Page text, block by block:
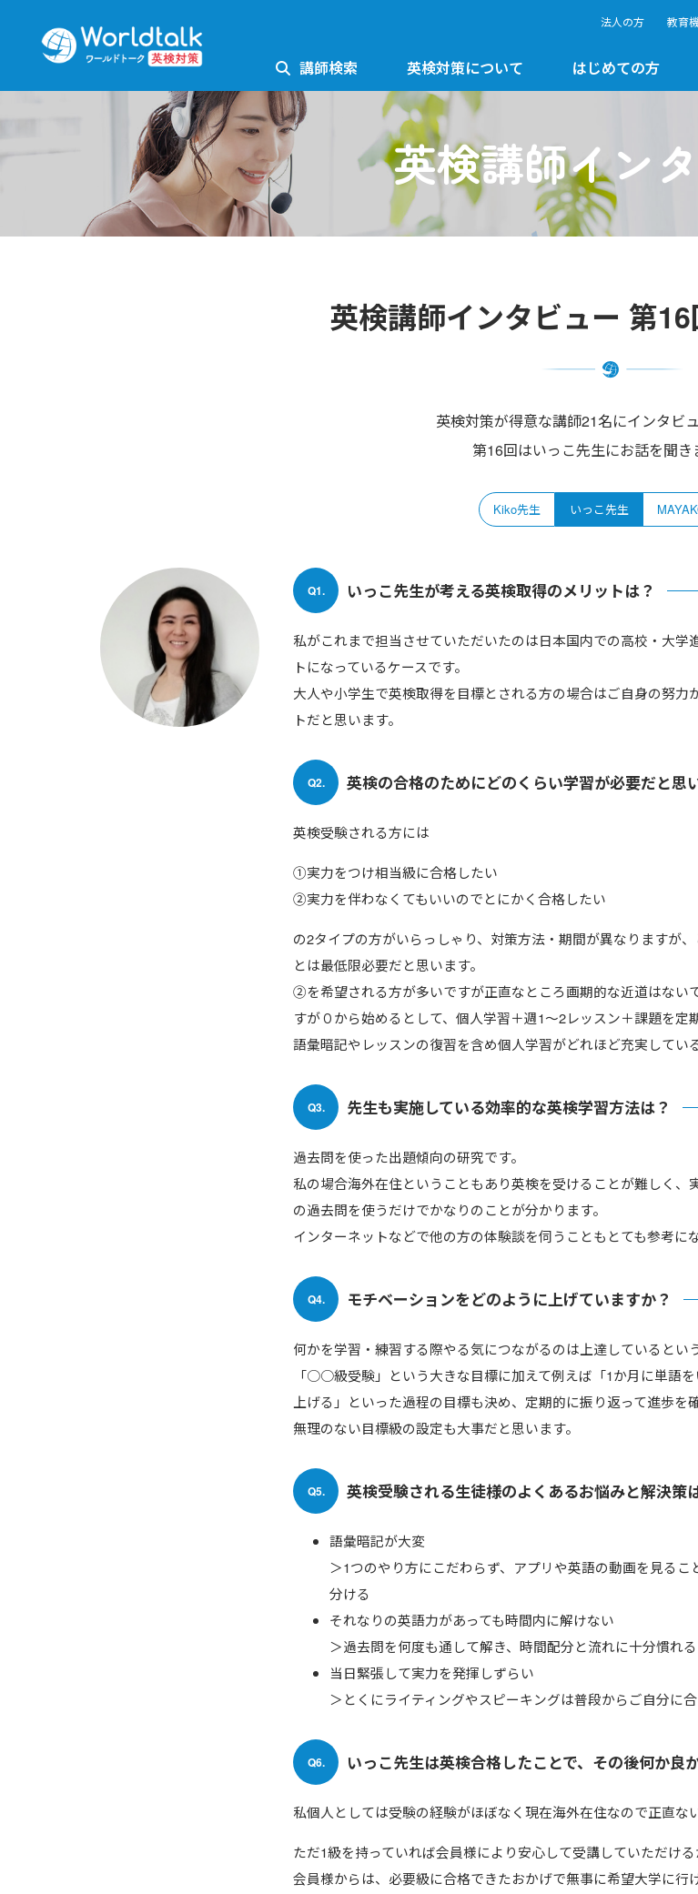
法人の方 教育
講師検索 英検対策について はじめての方
英検講師イン
英検講師インタビュー 第
英検対策が得意な講師21名にインタビ
第16回はいっこ先生にお話を聞き
Kiko先生 いっこ先生
Q1. いっこ先生が考える英検取得のメリットは？
私がこれまで担当させていただいたのは日本国内での高校・大
トになっているケースです。
大人や小学生で英検取得を目標とされる方の場合はご自身の努
トだと思います。
Q2. 英検の合格のためにどのくらい学習が必要だと思
英検受験される方には
①実力をつけ相当級に合格したい
②実力を伴わなくてもいいのでとにかく合格したい
の2タイプの方がいらっしゃり、対策方法・期間が異なりますが
とは最低限必要だと思います。
②を希望される方が多いですが正直なところ画期的な近道はな
すが０から始めるとして、個人学習＋週1～2レッスン＋課題を定
語彙暗記やレッスンの復習を含め個人学習がどれほど充実してい
Q3. 先生も実施している効率的な英検学習方法は？
過去問を使った出題傾向の研究です。
私の場合海外在住ということもあり英検を受けることが難しく
の過去問を使うだけでかなりのことが分かります。
インターネットなどで他の方の体験談を伺うこともとても参考に
Q4. モチベーションをどのように上げていますか？
何かを学習・練習する際やる気につながるのは上達しているとい
「○○級受験」という大きな目標に加えて例えば「1か月に単語
上げる」といった過程の目標も決め、定期的に振り返って進歩を
無理のない目標級の設定も大事だと思います。
Q5. 英検受験される生徒様のよくあるお悩みと解決策
語彙暗記が大変
＞1つのやり方にこだわらず、アプリや英語の動画を見る
分ける
それなりの英語力があっても時間内に解けない
＞過去問を何度も通して解き、時間配分と流れに十分慣れる
当日緊張して実力を発揮しずらい
＞とくにライティングやスピーキングは普段からご自分に
Q6. いっこ先生は英検合格したことで、その後何か良
私個人としては受験の経験がほぼなく現在海外在住なので正直な
ただ1級を持っていれば会員様により安心して受講していただける
会員様からは、必要級に合格できたおかげで無事に希望大学に